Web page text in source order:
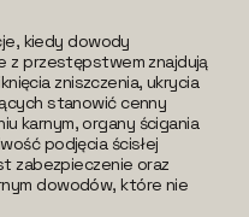
kiedy dowody
z przestępstwem znajdują
zniszczenia, ukrycia
stanowić cenny
karnym, organy ścigania
podjęcia ścisłej
zabezpieczenie oraz
dowodów, które nie